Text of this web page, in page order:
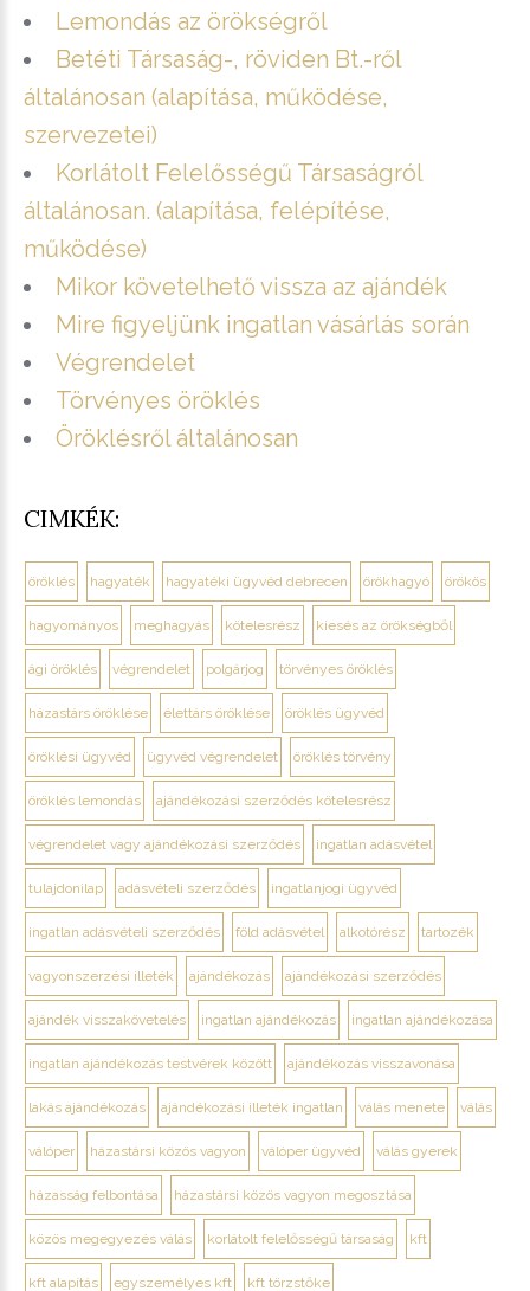
Lemondás az örökségről
Betéti Társaság-, röviden Bt.-ről
általánosan (alapítása, működése,
szervezetei)
Korlátolt Felelősségű Társaságról
általánosan. (alapítása, felépítése,
működése)
Mikor követelhető vissza az ajándék
Mire figyeljünk ingatlan vásárlás során
Végrendelet
Törvényes öröklés
Öröklésről általánosan
CIMKÉK:
öröklés hagyaték hagyatéki ügyvéd debrecen örökhagyó örökös
hagyományos meghagyás kötelesrész kiesés az örökségből
ági öröklés végrendelet polgárjog törvényes öröklés
házastárs öröklése élettárs öröklése öröklés ügyvéd
öröklési ügyvéd ügyvéd végrendelet öröklés törvény
öröklés lemondás ajándékozási szerződés kötelesrész
végrendelet vagy ajándékozási szerződés ingatlan adásvétel
tulajdonilap adásvételi szerződés ingatlanjogi ügyvéd
ingatlan adásvételi szerződés föld adásvétel alkotórész tartozék
vagyonszerzési illeték ajándékozás ajándékozási szerződés
ajándék visszakövetelés ingatlan ajándékozás ingatlan ajándékozása
ingatlan ajándékozás testvérek között ajándékozás visszavonása
lakás ajándékozás ajándékozási illeték ingatlan válás menete válás
válóper házastársi közös vagyon válóper ügyvéd válás gyerek
házasság felbontása házastársi közös vagyon megosztása
közös megegyezés válás korlátolt felelősségű társaság kft
kft alapítás egyszemélyes kft kft törzstőke